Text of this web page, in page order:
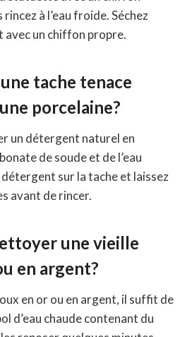
à l’eau froide. Séchez
avec un chiffon propre.
tache tenace
porcelaine?
un détergent naturel en
de soude et de l’eau
sur la tache et laissez
avant de rincer.
une vieille
en argent?
en or ou en argent, il suffit de
d’eau chaude contenant du